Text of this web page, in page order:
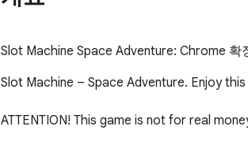
﻿﻿Slot Machine Space Adventure: Chrome 확
Slot Machine – Space Adventure. Enjoy
ATTENTION! This game is not for real